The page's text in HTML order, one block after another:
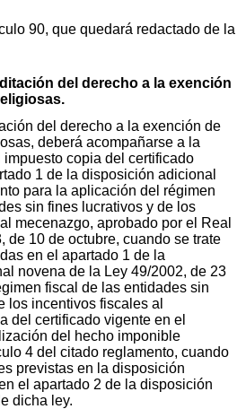
90, que quedará redactado de la
del derecho a la exención
del derecho a la exención de
deberá acompañarse a la
copia del certificado
1 de la disposición adicional
para la aplicación del régimen
sin fines lucrativos y de los
mecenazgo, aprobado por el Real
de 10 de octubre, cuando se trate
en el apartado 1 de la
novena de la Ley 49/2002, de 23
fiscal de las entidades sin
los incentivos fiscales al
del certificado vigente en el
del hecho imponible
4 del citado reglamento, cuando
previstas en la disposición
el apartado 2 de la disposición
dicha ley.